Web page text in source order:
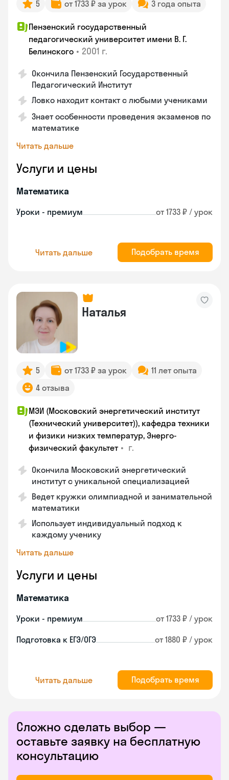
5 от 1733 ₽ за урок 3 года опыта
Пензенский государственный
педагогический университет имени В. Г.
Белинского • 2001 г.
Окончила Пензенский Государственный
Педагогический Институт
Ловко находит контакт с любыми учениками
Знает особенности проведения экзаменов по
математике
Читать дальше
Услуги и цены
Математика
Уроки - премиум от 1733 ₽ / урок
Читать дальше Подобрать время
Наталья
5 от 1733 ₽ за урок
11 лет опыта
4 отзыва
МЭИ (Московский энергетический институт
(Технический университет)), кафедра техники
и физики низких температур, Энерго-
физический факультет • г.
Окончила Московский энергетический
институт с уникальной специализацией
Ведет кружки олимпиадной и занимательной
математики
Использует индивидуальный подход к
каждому ученику
Читать дальше
Услуги и цены
Математика
Уроки - премиум от 1733 ₽ / урок
Подготовка к ЕГЭ/ОГЭ от 1880 ₽ / урок
Читать дальше Подобрать время
Сложно сделать выбор —
оставьте заявку на бесплатную
консультацию